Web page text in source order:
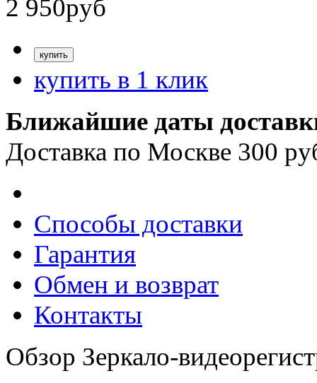
2 950руб
купить в 1 клик
Ближайшие даты
Доставка по Москве 300
Способы доставки
Гарантия
Обмен и возврат
Контакты
Обзор Зеркало-